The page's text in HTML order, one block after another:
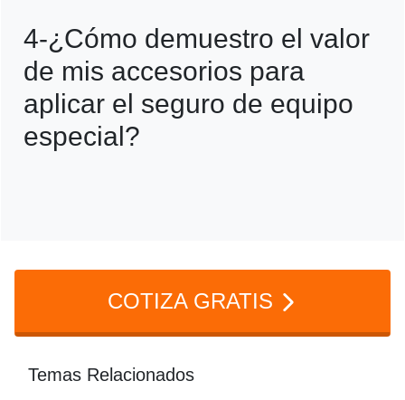
manejan con condiciones especiales.
Revisa tus Condiciones Generales antes
de contratar este seguro.
4-¿Cómo demuestro el valor
de mis accesorios para
aplicar el seguro de equipo
especial?
COTIZA GRATIS
Temas Relacionados